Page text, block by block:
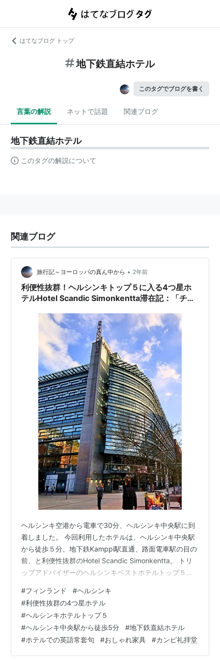
はてなブログ トップ
地下鉄直結ホテル
このタグでブログを書く
言葉の解説 ネットで話題 関連ブログ
地下鉄直結ホテル
このタグの解説について
関連ブログ
旅行記～ヨーロッパの真ん中から • 2年前
利便性抜群！ヘルシンキトップ５に入る4つ星ホ
テルHotel Scandic Simonkentta滞在記：「チェ
ヘルシンキ空港から電車で30分、ヘルシンキ中央駅に到
着しました。 今回利用したホテルは、ヘルシンキ中央駅
から徒歩５分、地下鉄Kamppi駅直通、路面電車駅の目の
前、と利便性抜群のHotel Scandic Simonkentta。 トリ
ップアドバイザーのヘルシンキベストホテルトップ５に
Last Minuteでお手頃値段で予約でき、ラッキーでした👍
ホテル外観 Hotel Scandic Simonkenttaの詳細はこちら
今日はこの利便性抜群、サウナもついているおすすめホ
テルでの滞在記をお伝えします。 目次 1. ヘルシンキ中央
駅からHo…
#フィンランド #ヘルシンキ
#利便性抜群の4つ星ホテル
#ヘルシンキホテルトップ５
#ヘルシンキ中央駅から徒歩5分 #地下鉄直結ホテル
#ホテルでの英語常套句 #おしゃれ家具 #カンピ礼拝堂